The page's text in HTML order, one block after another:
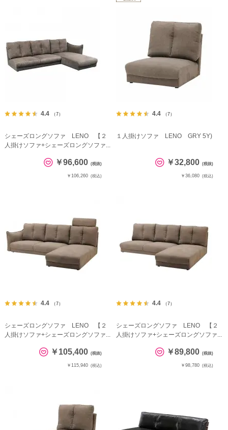
4.4 （7）
シェーズロングソファ LENO 【２
人掛けソファ+シェーズロングソファ...
￥96,600 (税抜)
￥106,260 (税込)
4.4 （7）
１人掛けソファ LENO GRY 5Y)
￥32,800 (税抜)
￥36,080 (税込)
4.4 （7）
シェーズロングソファ LENO 【２
人掛けソファ+シェーズロングソファ...
￥105,400 (税抜)
￥115,940 (税込)
4.4 （7）
シェーズロングソファ LENO 【２
人掛けソファ+シェーズロングソファ...
￥89,800 (税抜)
￥98,780 (税込)